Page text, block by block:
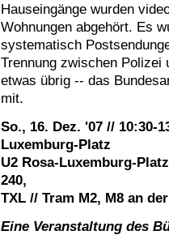
Hauseingänge wurden
Wohnungen abgehört. Es
systematisch
Trennung zwischen Polizei
etwas übrig -- das
mit.
So., 16. Dez. '07 // 10:30-
Luxemburg-Platz
U2 Rosa-Luxemburg-
240,
TXL // Tram M2, M8 an
Eine Veranstaltung des